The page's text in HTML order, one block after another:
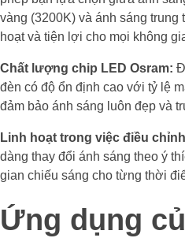
vàng (3200K) và ánh sáng
hoạt và tiện lợi cho mọi không
Chất lượng chip LED Osram:
đèn có độ ổn định cao với tỷ lệ
đảm bảo ánh sáng luôn đẹp và
Linh hoạt trong việc điều
dàng thay đổi ánh sáng theo ý
gian chiếu sáng cho từng thời
Ứng dụng